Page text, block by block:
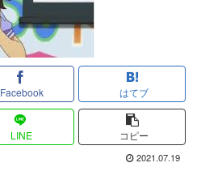
Facebook はてブ
LINE コピー
2021.07.19